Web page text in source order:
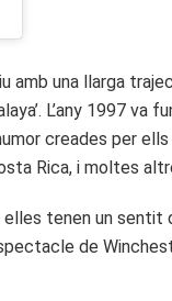
amb una llarga
L’any 1997 va
creades per
Rica, i moltes
elles tenen un
de